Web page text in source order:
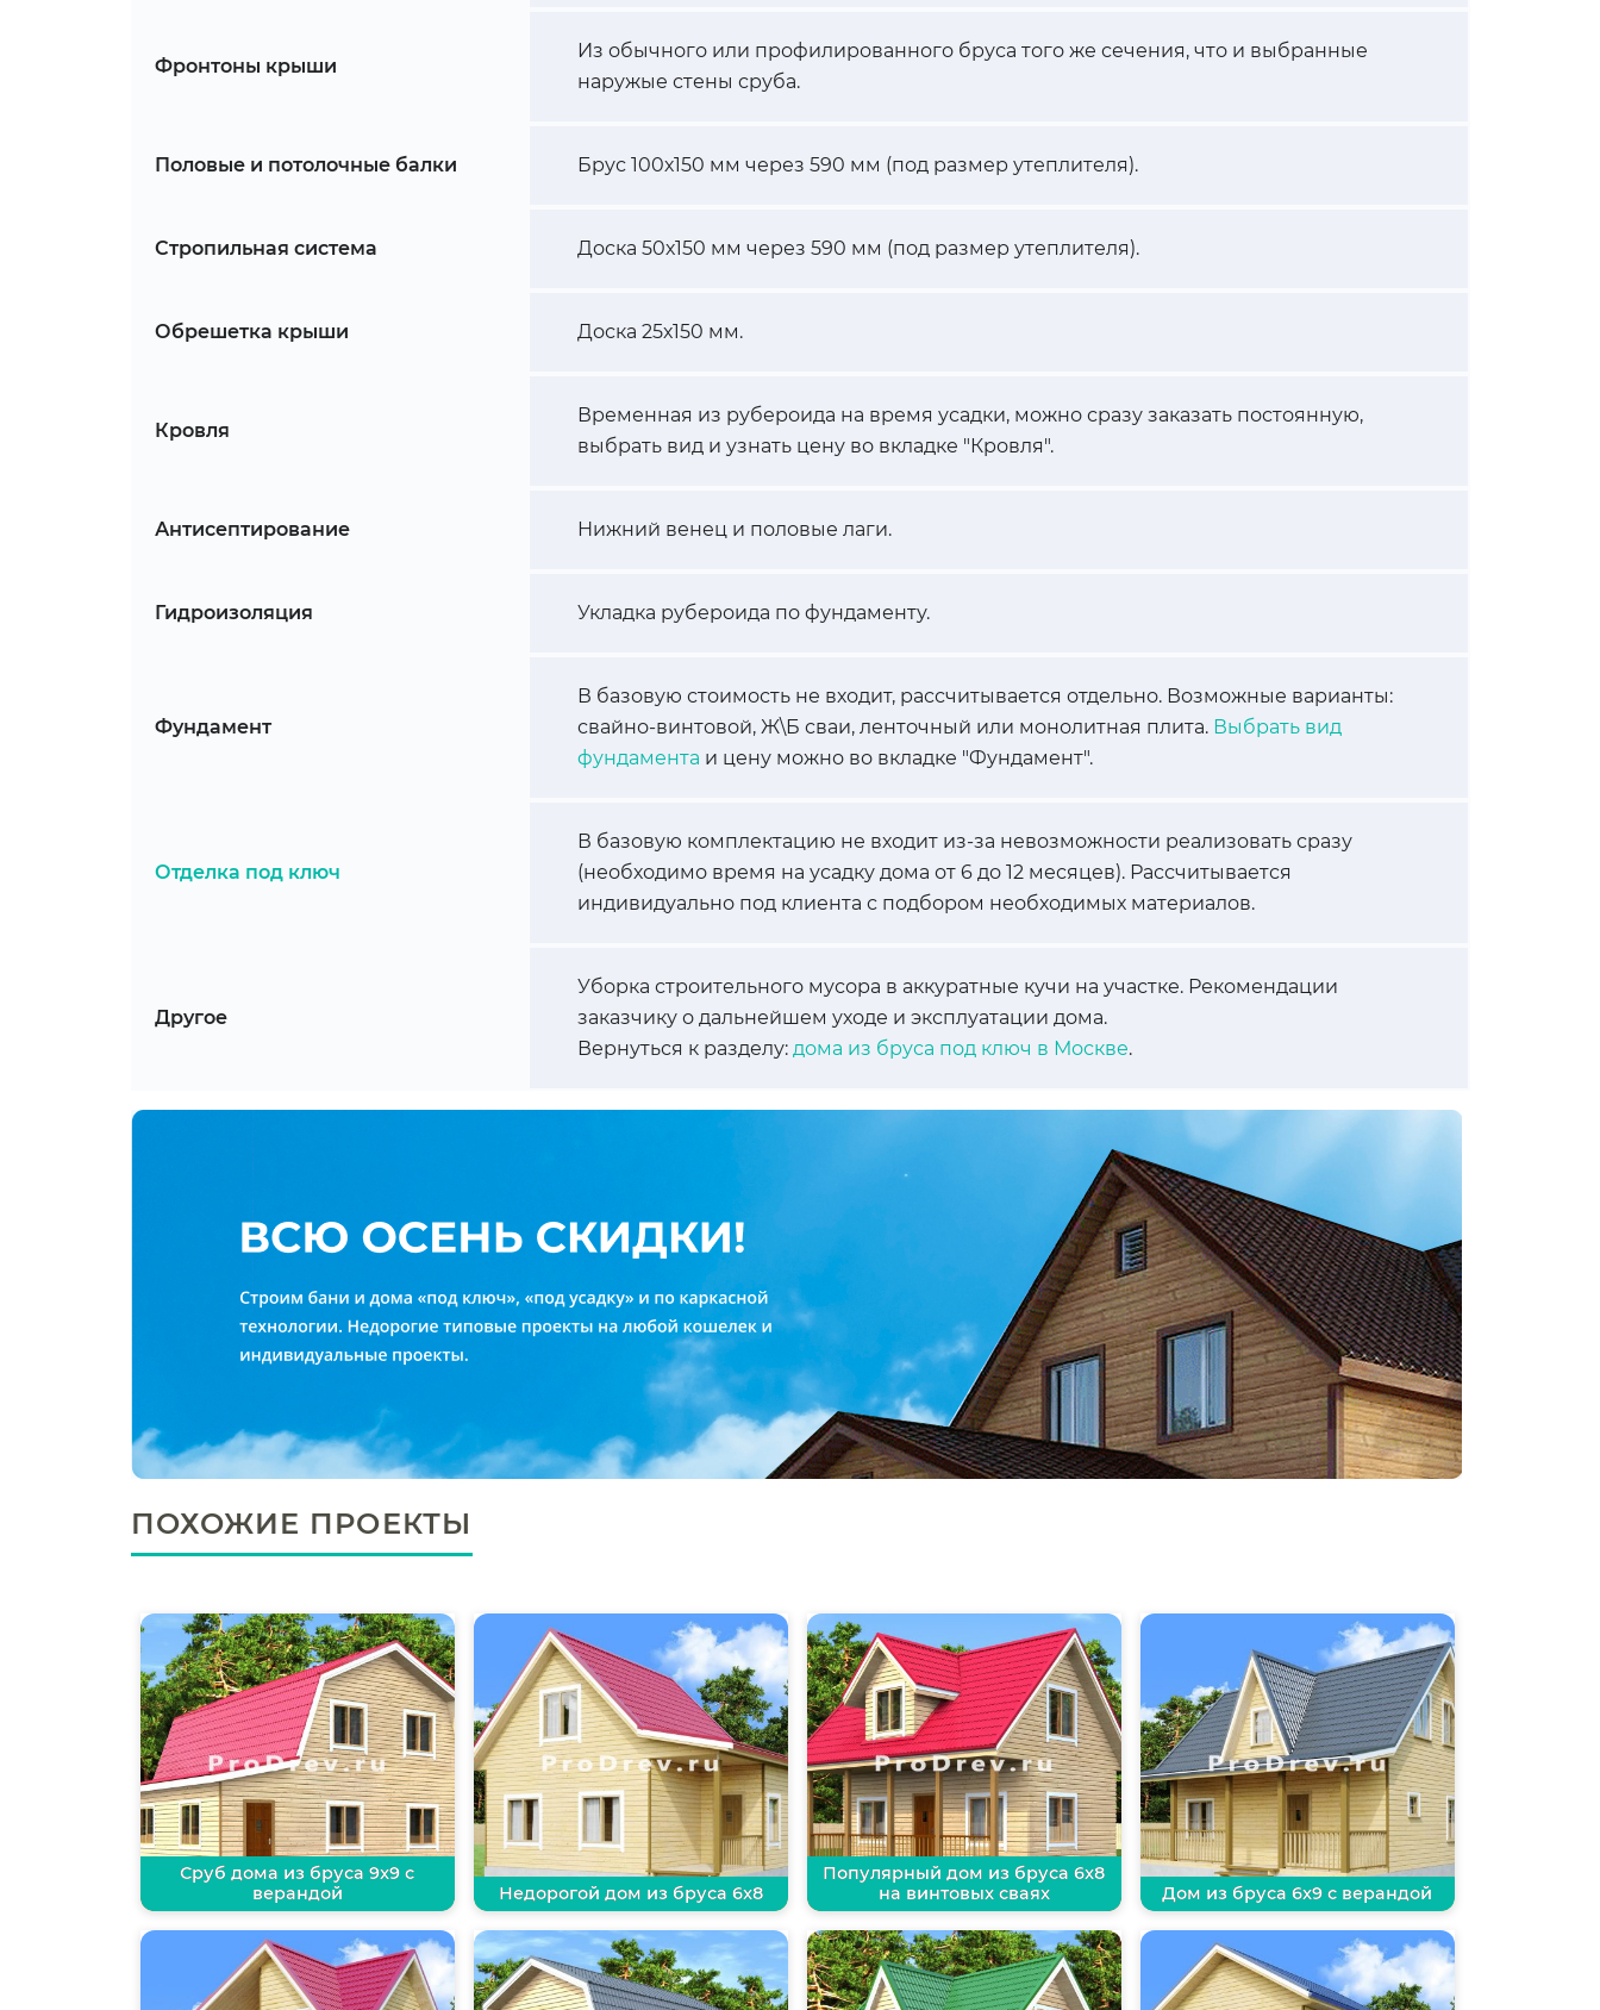
Фронтоны крыши
Из обычного или профилированного бруса того же сечения, что и выбранные
наружые стены сруба.
Половые и потолочные балки Брус 100х150 мм через 590 мм (под размер утеплителя).
Стропильная система Доска 50х150 мм через 590 мм (под размер утеплителя).
Обрешетка крыши Доска 25х150 мм.
Кровля
Временная из рубероида на время усадки, можно сразу заказать постоянную,
выбрать вид и узнать цену во вкладке "Кровля".
Антисептирование Нижний венец и половые лаги.
Гидроизоляция Укладка рубероида по фундаменту.
Фундамент
В базовую стоимость не входит, рассчитывается отдельно. Возможные варианты:
свайно-винтовой, Ж\Б сваи, ленточный или монолитная плита. Выбрать вид
фундамента и цену можно во вкладке "Фундамент".
Отделка под ключ
В базовую комплектацию не входит из-за невозможности реализовать сразу
(необходимо время на усадку дома от 6 до 12 месяцев). Рассчитывается
индивидуально под клиента с подбором необходимых материалов.
Другое
Уборка строительного мусора в аккуратные кучи на участке. Рекомендации
заказчику о дальнейшем уходе и эксплуатации дома.
Вернуться к разделу: дома из бруса под ключ в Москве.
ПОХОЖИЕ ПРОЕКТЫ
Сруб дома из бруса 9х9 с
верандой
Недорогой дом из бруса 6х8
Популярный дом из бруса 6х8
на винтовых сваях
Дом из бруса 6х9 с верандой